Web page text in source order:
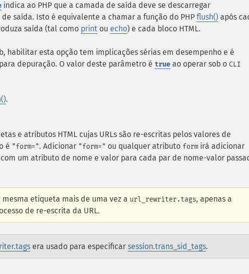
indica ao PHP que a camada de saída deve se descarregar
saída. Isto é equivalente a chamar a função do PHP flush() após
saída (tal como print ou echo) e cada bloco HTML.
habilitar esta opção tem implicações sérias em desempenho e é
depuração. O valor deste parâmetro é true ao operar sob o CLI
.
e atributos HTML cujas URLs são re-escritas pelos valores de
é "form=". Adicionar "form=" ou qualquer atributo form irá adicionar
com um atributo de nome e valor para cada par de nome-valor
mesma etiqueta mais de uma vez a url_rewriter.tags, apenas a
de re-escrita da URL.
era usado para especificar session.trans_sid_tags.